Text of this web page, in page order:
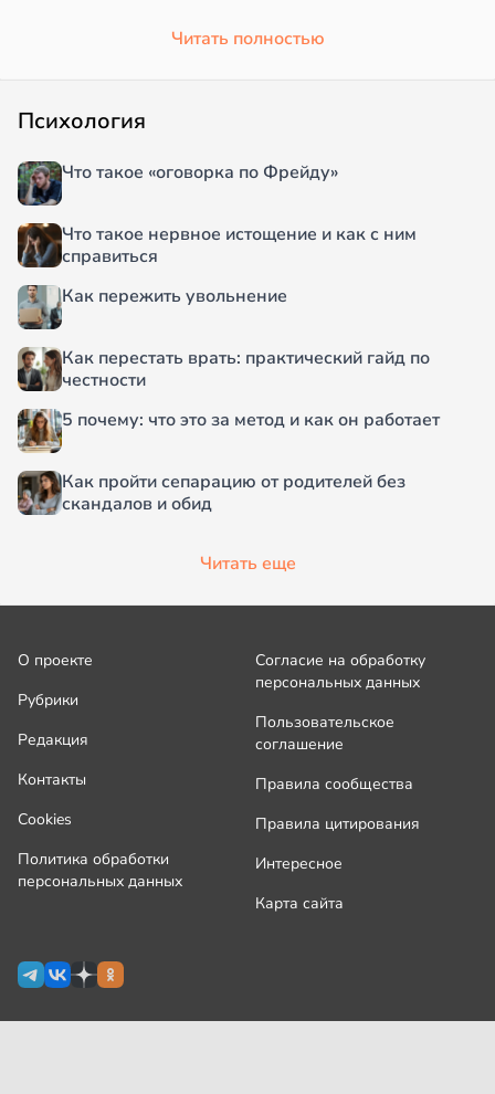
Читать полностью
Психология
Что такое «оговорка по Фрейду»
Что такое нервное истощение и как с ним
справиться
Как пережить увольнение
Как перестать врать: практический гайд по
честности
5 почему: что это за метод и как он работает
Как пройти сепарацию от родителей без
скандалов и обид
Читать еще
О проекте
Рубрики
Редакция
Контакты
Cookies
Политика обработки
персональных данных
Согласие на обработку
персональных данных
Пользовательское
соглашение
Правила сообщества
Правила цитирования
Интересное
Карта сайта